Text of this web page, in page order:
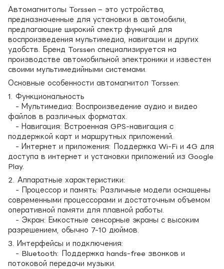
Автомагнитолы Torssen – это устройства,
предназначенные для установки в автомобили,
предлагающие широкий спектр функций для
воспроизведения мультимедиа, навигации и других
удобств. Бренд Torssen специализируется на
производстве автомобильной электроники и известен
своими мультимедийными системами.
Основные особенности автомагнитол Torssen:
1. Функциональность
- Мультимедиа: Воспроизведение аудио и видео
файлов в различных форматах.
- Навигация: Встроенная GPS-навигация с
поддержкой карт и маршрутных приложений.
- Интернет и приложения: Поддержка Wi-Fi и 4G для
доступа в интернет и установки приложений из Google
Play.
2. Аппаратные характеристики:
- Процессор и память: Различные модели оснащены
современными процессорами и достаточным объемом
оперативной памяти для плавной работы.
- Экран: Емкостные сенсорные экраны с высоким
разрешением, обычно 7-10 дюймов.
3. Интерфейсы и подключения:
- Bluetooth: Поддержка hands-free звонков и
потоковой передачи музыки.